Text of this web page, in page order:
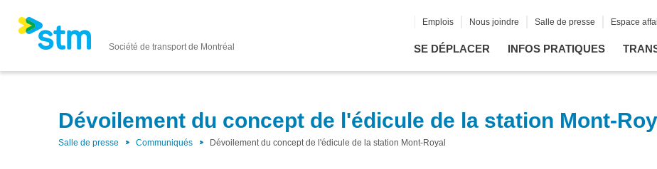
Société de transport de Montréal SE DÉPLACER INFOS PRATIQUES
Emplois Nous joindre Salle de presse Espace
Dévoilement du concept de l'édicule de la station Mont-
Salle de presse Communiqués Dévoilement du concept de l'édicule de la station Mont-Royal